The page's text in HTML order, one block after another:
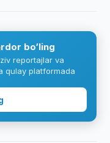
bo‘ling
reportajlar va
qulay platformada